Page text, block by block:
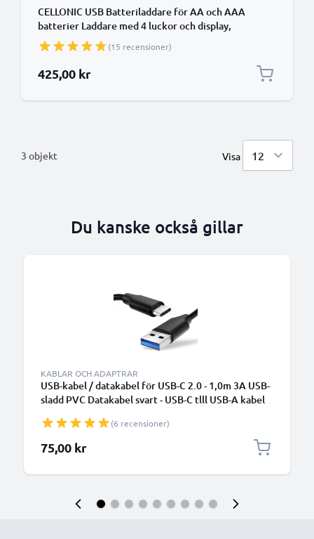
CELLONIC USB Batteriladdare för AA och AAA
batterier Laddare med 4 luckor och display,
batteriladdare + 4x laddningsbara batterier AA
2600mAh
(15 recensioner)
425,00 kr
3 objekt Visa
Du kanske också gillar
KABLAR OCH ADAPTRAR
USB-kabel / datakabel för USB-C 2.0 - 1,0m 3A USB-
sladd PVC Datakabel svart - USB-C tlll USB-A kabel
(6 recensioner)
75,00 kr